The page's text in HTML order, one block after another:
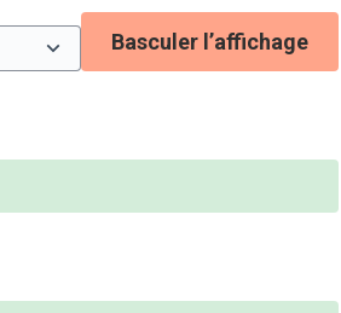
Basculer l’affichage